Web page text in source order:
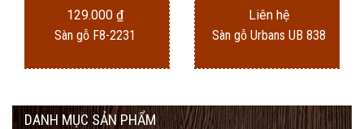
129.000 ₫
Sàn gỗ F8-2231
Liên hệ
Sàn gỗ Urbans UB 838
DANH MỤC SẢN PHẨM